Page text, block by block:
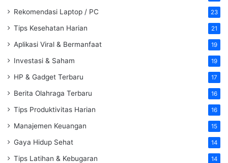
Rekomendasi Laptop / PC 23
Tips Kesehatan Harian 21
Aplikasi Viral & Bermanfaat 19
Investasi & Saham 19
HP & Gadget Terbaru 17
Berita Olahraga Terbaru 16
Tips Produktivitas Harian 16
Manajemen Keuangan 15
Gaya Hidup Sehat 14
Tips Latihan & Kebugaran 14